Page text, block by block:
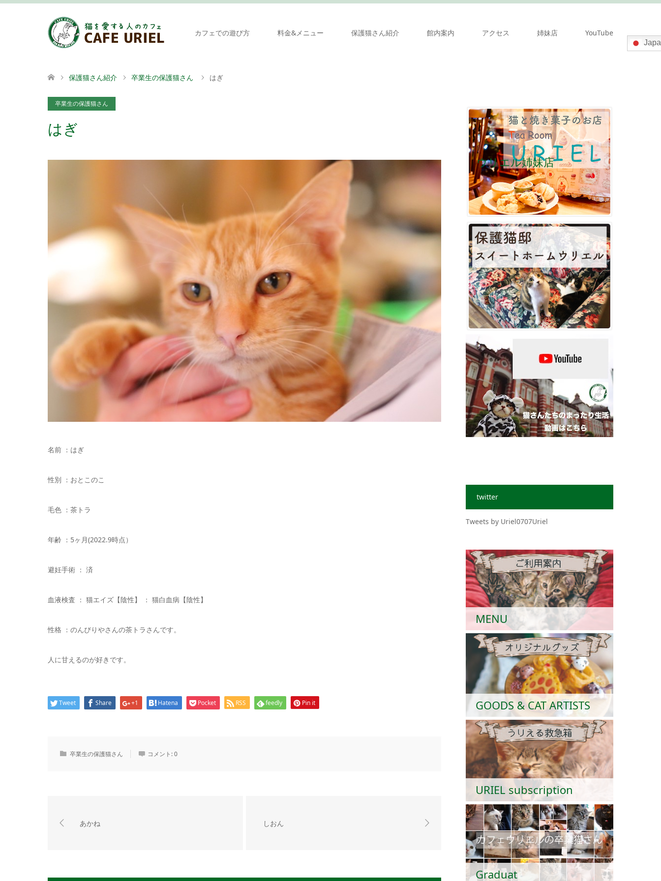
カフェでの遊び方 料金&メニュー 保護猫さん紹介 館内案内 アクセス 姉妹店 YouTube
保護猫さん紹介 卒業生の保護猫さん はぎ
卒業生の保護猫さん
はぎ
名前 ：はぎ
性別 ：おとこのこ
毛色 ：茶トラ
年齢 ：5ヶ月(2022.9時点）
避妊手術 ： 済
血液検査 ： 猫エイズ【陰性】 ： 猫白血病【陰性】
性格 ：のんびりやさんの茶トラさんです。
人に甘えるのが好きです。
Tweet Share +1 Hatena Pocket RSS feedly Pin it
卒業生の保護猫さん コメント:0
あかね しおん
ウリエル姉妹店
twitter
Tweets by Uriel0707Uriel
MENU
GOODS & CAT ARTISTS
URIEL subscription
Graduat